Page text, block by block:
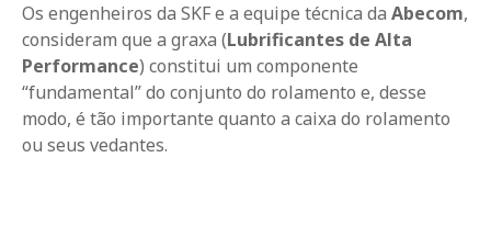
Os engenheiros da SKF e a equipe técnica da Abecom,
consideram que a graxa (Lubrificantes de Alta
Performance) constitui um componente
“fundamental” do conjunto do rolamento e, desse
modo, é tão importante quanto a caixa do rolamento
ou seus vedantes.